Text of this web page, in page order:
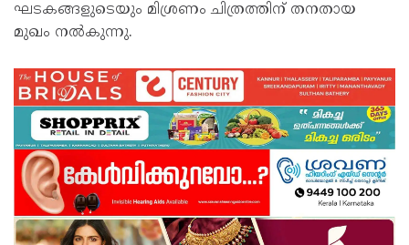
ഘടകങ്ങളുടെയും മിശ്രണം ചിത്രത്തിന് തനതായ
മുഖം നല്‍കുന്നു.